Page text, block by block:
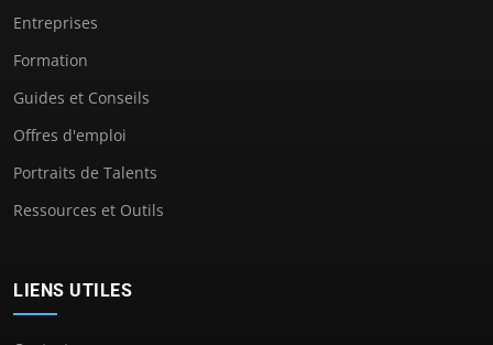
Entreprises
Formation
Guides et Conseils
Offres d'emploi
Portraits de Talents
Ressources et Outils
LIENS UTILES